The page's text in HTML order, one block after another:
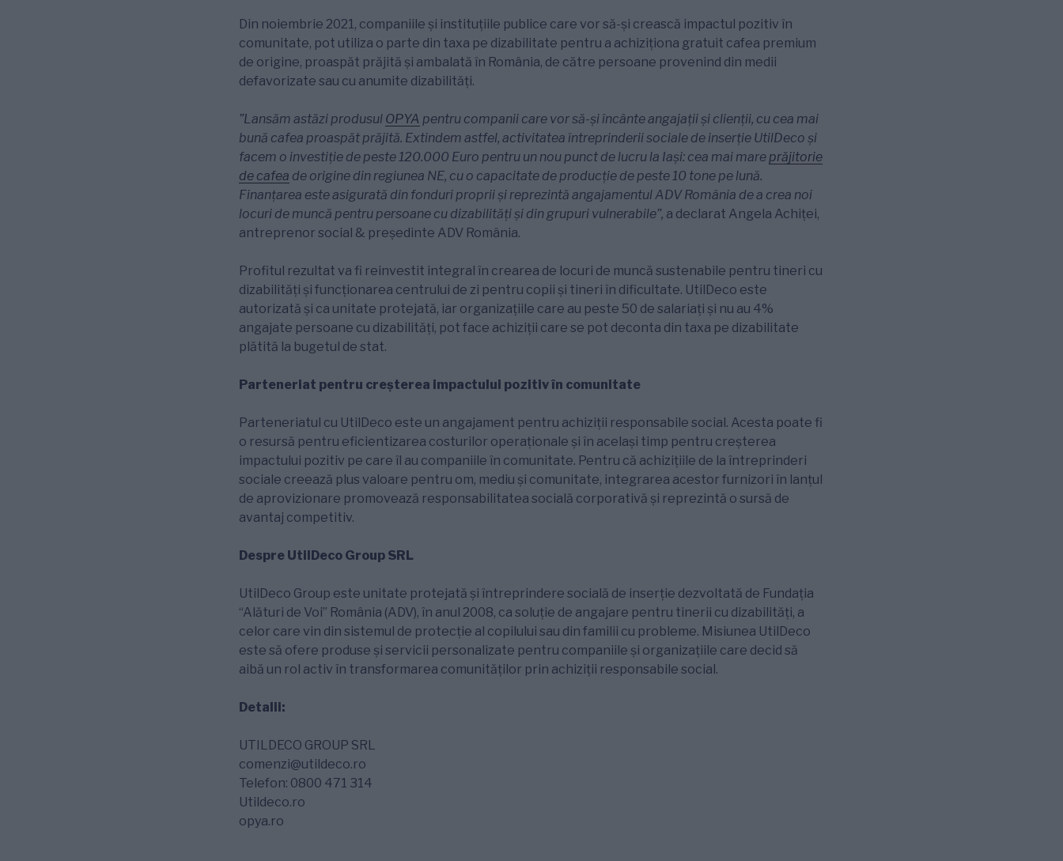
Din noiembrie 2021, companiile și instituțiile publice care vor să-și crească impactul pozitiv în
comunitate, pot utiliza o parte din taxa pe dizabilitate pentru a achiziționa gratuit cafea premium
de origine, proaspăt prăjită și ambalată în România, de către persoane provenind din medii
defavorizate sau cu anumite dizabilități.
”Lansăm astăzi produsul OPYA pentru companii care vor să-și încânte angajații și clienții, cu cea mai
bună cafea proaspăt prăjită. Extindem astfel, activitatea întreprinderii sociale de inserție UtilDeco și
facem o investiție de peste 120.000 Euro pentru un nou punct de lucru la Iași: cea mai mare prăjitorie
de cafea de origine din regiunea NE, cu o capacitate de producție de peste 10 tone pe lună.
Finanțarea este asigurată din fonduri proprii și reprezintă angajamentul ADV România de a crea noi
locuri de muncă pentru persoane cu dizabilități și din grupuri vulnerabile”, a declarat Angela Achiței,
antreprenor social & președinte ADV România.
Profitul rezultat va fi reinvestit integral în crearea de locuri de muncă sustenabile pentru tineri cu
dizabilități și funcționarea centrului de zi pentru copii și tineri în dificultate. UtilDeco este
autorizată și ca unitate protejată, iar organizațiile care au peste 50 de salariați și nu au 4%
angajate persoane cu dizabilități, pot face achiziții care se pot deconta din taxa pe dizabilitate
plătită la bugetul de stat.
Parteneriat pentru creșterea impactului pozitiv în comunitate
Parteneriatul cu UtilDeco este un angajament pentru achiziții responsabile social. Acesta poate fi
o resursă pentru eficientizarea costurilor operaționale și în același timp pentru creșterea
impactului pozitiv pe care îl au companiile în comunitate. Pentru că achizițiile de la întreprinderi
sociale creează plus valoare pentru om, mediu și comunitate, integrarea acestor furnizori în lanțul
de aprovizionare promovează responsabilitatea socială corporativă și reprezintă o sursă de
avantaj competitiv.
Despre UtilDeco Group SRL
UtilDeco Group este unitate protejată și întreprindere socială de inserție dezvoltată de Fundația
“Alături de Voi” România (ADV), în anul 2008, ca soluție de angajare pentru tinerii cu dizabilități, a
celor care vin din sistemul de protecție al copilului sau din familii cu probleme. Misiunea UtilDeco
este să ofere produse și servicii personalizate pentru companiile și organizațiile care decid să
aibă un rol activ în transformarea comunităților prin achiziții responsabile social.
Detalii:
UTILDECO GROUP SRL
comenzi@utildeco.ro
Telefon: 0800 471 314
Utildeco.ro
opya.ro